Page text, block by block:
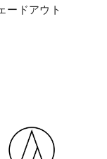
ードアウト